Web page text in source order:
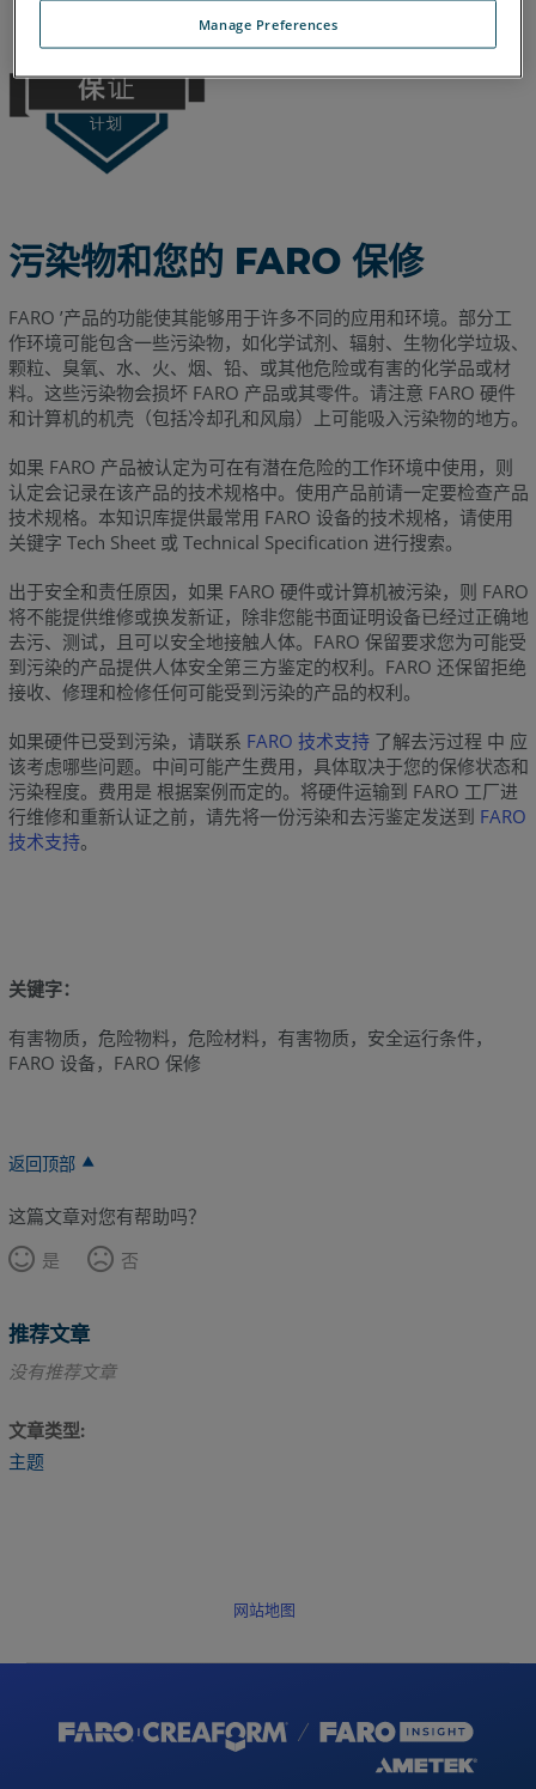
污染物和您的 FARO 保修
FARO ’产品的功能使其能够用于许多不同的应用和环境。部分工
作环境可能包含一些污染物，如化学试剂、辐射、生物化学垃圾、
颗粒、臭氧、水、火、烟、铅、或其他危险或有害的化学品或材
料。这些污染物会损坏 FARO 产品或其零件。请注意 FARO 硬件
和计算机的机壳（包括冷却孔和风扇）上可能吸入污染物的地方。
如果 FARO 产品被认定为可在有潜在危险的工作环境中使用，则
认定会记录在该产品的技术规格中。使用产品前请一定要检查产品
技术规格。本知识库提供最常用 FARO 设备的技术规格，请使用
关键字 Tech Sheet 或 Technical Specification 进行搜索。
出于安全和责任原因，如果 FARO 硬件或计算机被污染，则 FARO
将不能提供维修或换发新证，除非您能书面证明设备已经过正确地
去污、测试，且可以安全地接触人体。FARO 保留要求您为可能受
到污染的产品提供人体安全第三方鉴定的权利。FARO 还保留拒绝
接收、修理和检修任何可能受到污染的产品的权利。
如果硬件已受到污染，请联系 FARO 技术支持了解去污过程 中 应
该考虑哪些问题。中间可能产生费用，具体取决于您的保修状态和
污染程度。费用是 根据案例而定的。将硬件运输到 FARO 工厂进
行维修和重新认证之前，请先将一份污染和去污鉴定发送到 FARO
技术支持。
关键字：
有害物质，危险物料，危险材料，有害物质，安全运行条件，
FARO 设备，FARO 保修
返回顶部
这篇文章对您有帮助吗？
是
否
推荐文章
没有推荐文章
文章类型
主题
网站地图
Manage Preferences